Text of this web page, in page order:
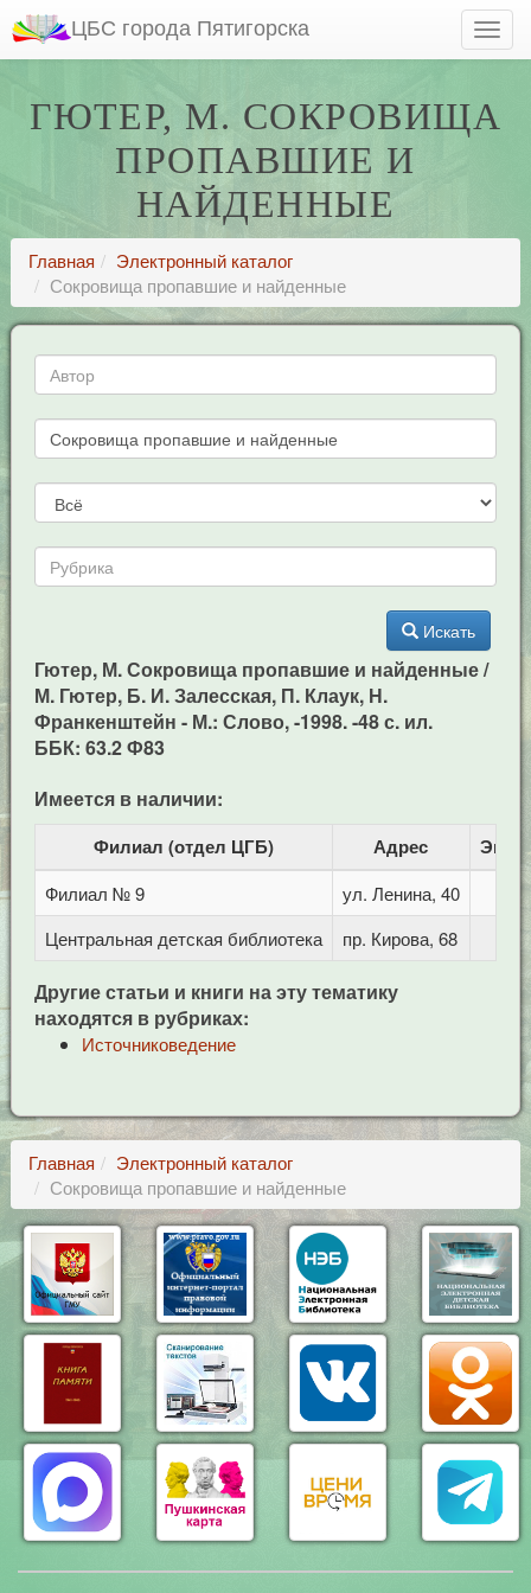
ЦБС города Пятигорска
ГЮТЕР, М. СОКРОВИЩА
ПРОПАВШИЕ И
НАЙДЕННЫЕ
Главная
Электронный каталог
Сокровища пропавшие и найденные
Искать
Гютер, М. Сокровища пропавшие и найденные /
М. Гютер, Б. И. Залесская, П. Клаук, Н.
Франкенштейн - М.: Слово, -1998. -48 с. ил.
ББК: 63.2 Ф83
Имеется в наличии:
Филиал (отдел ЦГБ) Адрес
Филиал № 9
ул. Ленина, 40
Центральная детская библиотека
пр. Кирова, 68
Другие статьи и книги на эту тематику
находятся в рубриках:
Источниковедение
Главная
Электронный каталог
Сокровища пропавшие и найденные